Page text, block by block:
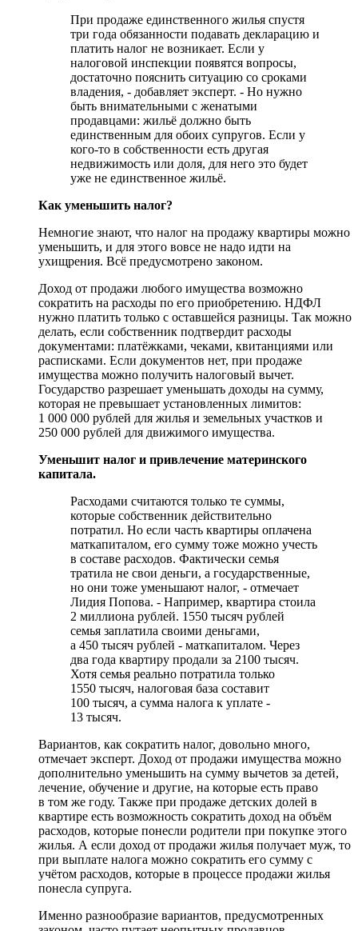
При продаже единственного жилья спустя
три года обязанности подавать декларацию и
платить налог не возникает. Если у
налоговой инспекции появятся вопросы,
достаточно пояснить ситуацию со сроками
владения, - добавляет эксперт. - Но нужно
быть внимательными с женатыми
продавцами: жильё должно быть
единственным для обоих супругов. Если у
кого-то в собственности есть другая
недвижимость или доля, для него это будет
уже не единственное жильё.
Как уменьшить налог?
Немногие знают, что налог на продажу квартиры можно
уменьшить, и для этого вовсе не надо идти на
ухищрения. Всё предусмотрено законом.
Доход от продажи любого имущества возможно
сократить на расходы по его приобретению. НДФЛ
нужно платить только с оставшейся разницы. Так можно
делать, если собственник подтвердит расходы
документами: платёжками, чеками, квитанциями или
расписками. Если документов нет, при продаже
имущества можно получить налоговый вычет.
Государство разрешает уменьшать доходы на сумму,
которая не превышает установленных лимитов:
1 000 000 рублей для жилья и земельных участков и
250 000 рублей для движимого имущества.
Уменьшит налог и привлечение материнского
капитала.
Расходами считаются только те суммы,
которые собственник действительно
потратил. Но если часть квартиры оплачена
маткапиталом, его сумму тоже можно учесть
в составе расходов. Фактически семья
тратила не свои деньги, а государственные,
но они тоже уменьшают налог, - отмечает
Лидия Попова. - Например, квартира стоила
2 миллиона рублей. 1550 тысяч рублей
семья заплатила своими деньгами,
а 450 тысяч рублей - маткапиталом. Через
два года квартиру продали за 2100 тысяч.
Хотя семья реально потратила только
1550 тысяч, налоговая база составит
100 тысяч, а сумма налога к уплате -
13 тысяч.
Вариантов, как сократить налог, довольно много,
отмечает эксперт. Доход от продажи имущества можно
дополнительно уменьшить на сумму вычетов за детей,
лечение, обучение и другие, на которые есть право
в том же году. Также при продаже детских долей в
квартире есть возможность сократить доход на объём
расходов, которые понесли родители при покупке этого
жилья. А если доход от продажи жилья получает муж, то
при выплате налога можно сократить его сумму с
учётом расходов, которые в процессе продажи жилья
понесла супруга.
Именно разнообразие вариантов, предусмотренных